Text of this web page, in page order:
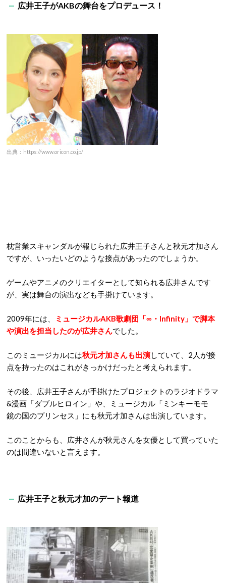
広井王子がAKBの舞台をプロデュース！
出典：https://www.oricon.co.jp/
枕営業スキャンダルが報じられた広井王子さんと秋元才加さん
ですが、いったいどのような接点があったのでしょうか。
ゲームやアニメのクリエイターとして知られる広井さんです
が、実は舞台の演出なども手掛けています。
2009年には、 ミュージカルAKB歌劇団「∞ ・ Infinity 」で脚本
や演出を担当したのが広井さんでした。
このミュージカルには秋元才加さんも出演していて、 2 人が接
点を持ったのはこれがきっかけだったと考えられます。
その後、広井王子さんが手掛けたプロジェクトのラジオドラマ
&漫画「ダブルヒロイン」や、ミュージカル「ミンキーモモ
鏡の国のプリンセス」にも秋元才加さんは出演しています。
このことからも、広井さんが秋元さんを女優として買っていた
のは間違いないと言えます。
広井王子と秋元才加のデート報道